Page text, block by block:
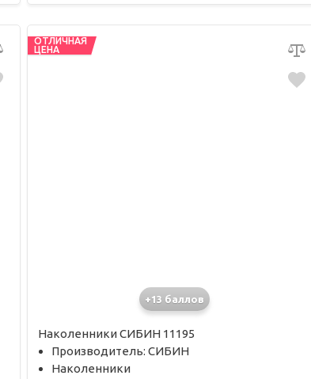
ОТЛИЧНАЯ
ЦЕНА
+13 баллов
Наколенники СИБИН 11195
Производитель: СИБИН
Наколенники